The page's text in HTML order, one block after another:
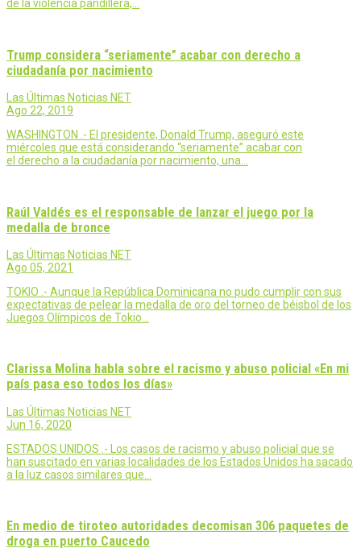
de la violencia pandillera,…
Trump considera “seriamente” acabar con derecho a
ciudadanía por nacimiento
Las Últimas Noticias NET
Ago 22, 2019
WASHINGTON .- El presidente, Donald Trump, aseguró este
miércoles que está considerando “seriamente” acabar con
el derecho a la ciudadanía por nacimiento, una…
Raúl Valdés es el responsable de lanzar el juego por la
medalla de bronce
Las Últimas Noticias NET
Ago 05, 2021
TOKIO .- Aunque la República Dominicana no pudo cumplir con sus
expectativas de pelear la medalla de oro del torneo de béisbol de los
Juegos Olímpicos de Tokio…
Clarissa Molina habla sobre el racismo y abuso policial «En mi
país pasa eso todos los días»
Las Últimas Noticias NET
Jun 16, 2020
ESTADOS UNIDOS .- Los casos de racismo y abuso policial que se
han suscitado en varias localidades de los Estados Unidos ha sacado
a la luz casos similares que…
En medio de tiroteo autoridades decomisan 306 paquetes de
droga en puerto Caucedo